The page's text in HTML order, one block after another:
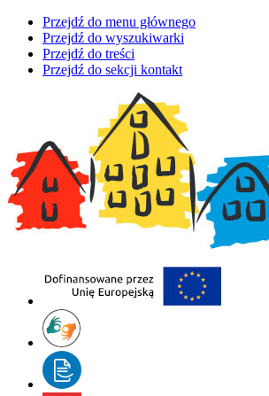
Przejdź do menu głównego
Przejdź do wyszukiwarki
Przejdź do treści
Przejdź do sekcji kontakt